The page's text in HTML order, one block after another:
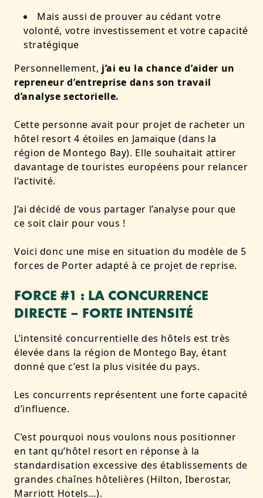
Mais aussi de prouver au cédant votre
volonté, votre investissement et votre capacité
stratégique
Personnellement, j’ai eu la chance d’aider un
repreneur d’entreprise dans son travail
d’analyse sectorielle.
Cette personne avait pour projet de racheter un
hôtel resort 4 étoiles en Jamaïque (dans la
région de Montego Bay). Elle souhaitait attirer
davantage de touristes européens pour relancer
l’activité.
J’ai décidé de vous partager l’analyse pour que
ce soit clair pour vous !
Voici donc une mise en situation du modèle de 5
forces de Porter adapté à ce projet de reprise.
FORCE #1 : LA CONCURRENCE
DIRECTE – FORTE INTENSITÉ
L’intensité concurrentielle des hôtels est très
élevée dans la région de Montego Bay, étant
donné que c’est la plus visitée du pays.
Les concurrents représentent une forte capacité
d’influence.
C’est pourquoi nous voulons nous positionner
en tant qu’hôtel resort en réponse à la
standardisation excessive des établissements de
grandes chaînes hôtelières (Hilton, Iberostar,
Marriott Hotels…).